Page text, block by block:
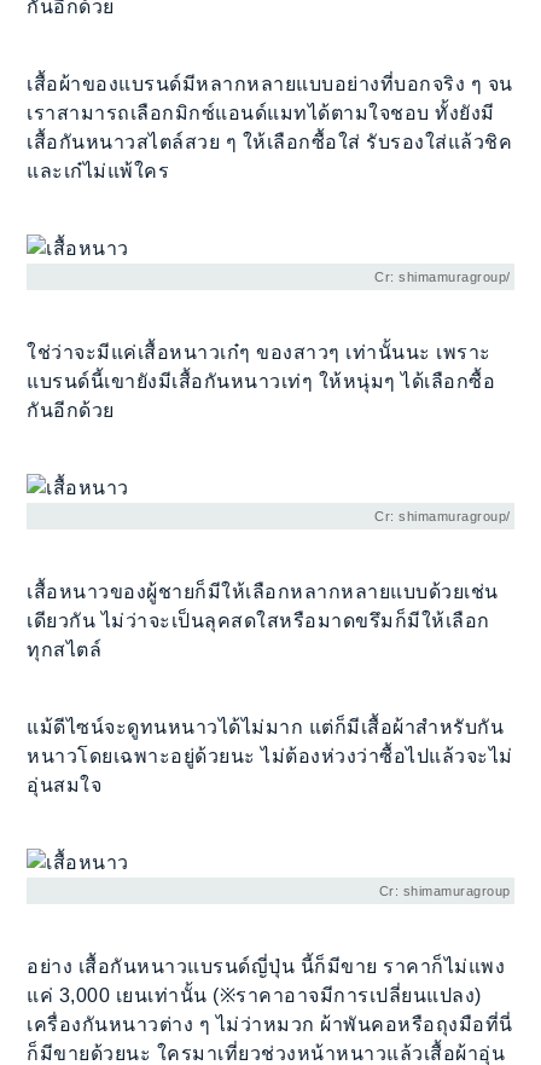
กันอีกด้วย
เสื้อผ้าของแบรนด์มีหลากหลายแบบอย่างที่บอกจริง ๆ จน
เราสามารถเลือกมิกซ์แอนด์แมทได้ตามใจชอบ ทั้งยังมี
เสื้อกันหนาวสไตล์สวย ๆ ให้เลือกซื้อใส่ รับรองใส่แล้วชิค
และเก๋ไม่แพ้ใคร
Cr: shimamuragroup/
ใช่ว่าจะมีแค่เสื้อหนาวเก๋ๆ ของสาวๆ เท่านั้นนะ เพราะ
แบรนด์นี้เขายังมีเสื้อกันหนาวเท่ๆ ให้หนุ่มๆ ได้เลือกซื้อ
กันอีกด้วย
Cr: shimamuragroup/
เสื้อหนาวของผู้ชายก็มีให้เลือกหลากหลายแบบด้วยเช่น
เดียวกัน ไม่ว่าจะเป็นลุคสดใสหรือมาดขรึมก็มีให้เลือก
ทุกสไตล์
แม้ดีไซน์จะดูทนหนาวได้ไม่มาก แต่ก็มีเสื้อผ้าสำหรับกัน
หนาวโดยเฉพาะอยู่ด้วยนะ ไม่ต้องห่วงว่าซื้อไปแล้วจะไม่
อุ่นสมใจ
Cr: shimamuragroup
อย่าง เสื้อกันหนาวแบรนด์ญี่ปุ่น นี้ก็มีขาย ราคาก็ไม่แพง
แค่ 3,000 เยนเท่านั้น (※ราคาอาจมีการเปลี่ยนแปลง)
เครื่องกันหนาวต่าง ๆ ไม่ว่าหมวก ผ้าพันคอหรือถุงมือที่นี่
ก็มีขายด้วยนะ ใครมาเที่ยวช่วงหน้าหนาวแล้วเสื้อผ้าอุ่น